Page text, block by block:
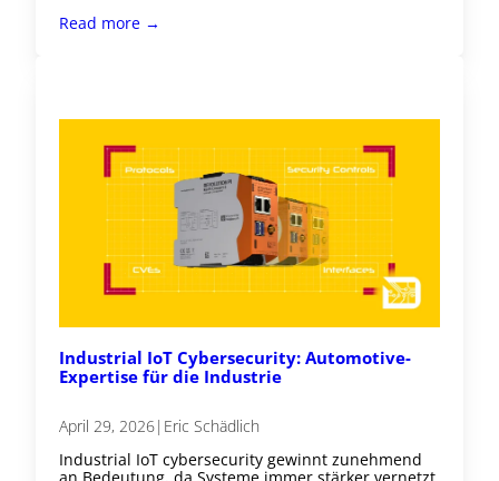
Read more →
Industrial IoT Cybersecurity: Automotive-
Expertise für die Industrie
April 29, 2026| Eric Schädlich
Industrial IoT cybersecurity gewinnt zunehmend